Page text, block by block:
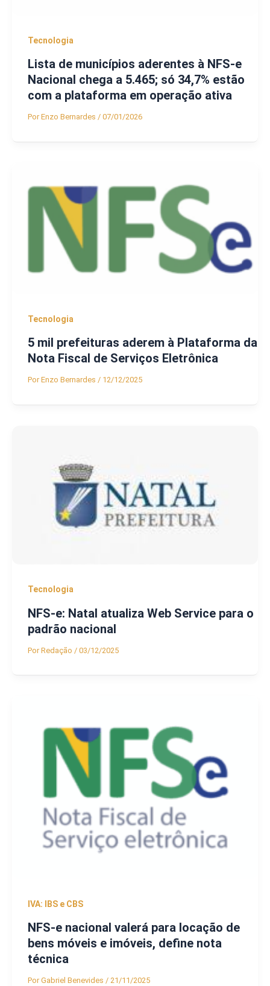
Tecnologia
Lista de municípios aderentes à NFS-e
Nacional chega a 5.465; só 34,7% estão
com a plataforma em operação ativa
PorEnzo Bernardes / 07/01/2026
Tecnologia
5 mil prefeituras aderem à Plataforma da
Nota Fiscal de Serviços Eletrônica
PorEnzo Bernardes / 12/12/2025
Tecnologia
NFS-e: Natal atualiza Web Service para o
padrão nacional
PorRedação / 03/12/2025
IVA: IBS e CBS
NFS-e nacional valerá para locação de
bens móveis e imóveis, define nota
técnica
PorGabriel Benevides / 21/11/2025